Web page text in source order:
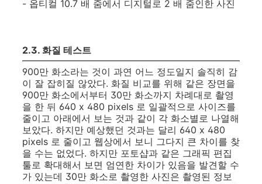
- 옵티컬 10.7 배 줌에서 디지털로 2 배 줌인한 사진
2.3. 화질 테스트
900만 화소라는 것이 과연 어느 정도일지 솔직히 감
이 잘 잡히질 않았다. 화질 비교를 위해 같은 장면을
900만 화소에서부터 30만 화소까지 차례대로 촬영
을 한 뒤 640 x 480 pixels 로 일괄적으로 사이즈를
줄이고 아래에서 보는 것과 같이 각 화소별로 나열해
보았다. 하지만 예상했던 것과는 달리 640 x 480
pixels 로 줄이고 웹상에서 보니 그다지 큰 차이를 찾
을 수는 없었다. 하지만 포토샵과 같은 그래픽 편집
툴로 확대해서 보면 엄연한 차이가 있음을 발견할 수
가 있는데 30만 화소로 촬영한 사진은 촬영된 정보